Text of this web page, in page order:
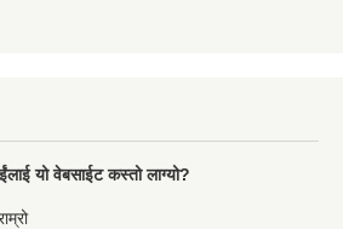
यो वेबसाईट कस्तो लाग्यो?